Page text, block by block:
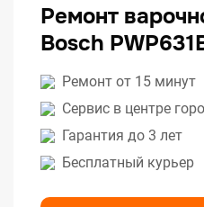
Ремонт
Bosch
Ремонт от 15 минут
Сервис в центре
Гарантия до 3 лет
Бесплатный курьер